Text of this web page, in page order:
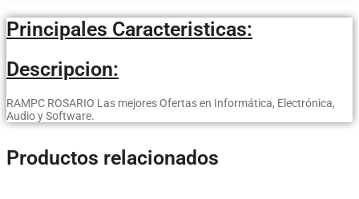
Principales Caracteristicas:
Descripcion:
RAMPC ROSARIO Las mejores Ofertas en Informática, Electrónica,
Audio y Software.
Productos relacionados